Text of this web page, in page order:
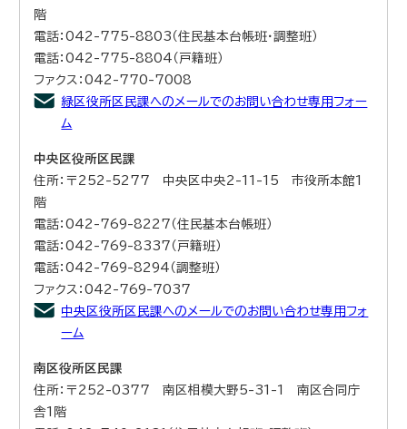
階
電話：042-775-8803（住民基本台帳班・調整班）
電話：042-775-8804（戸籍班）
ファクス：042-770-7008
緑区役所区民課へのメールでのお問い合わせ専用フォー
ム
中央区役所区民課
住所：〒252-5277 中央区中央2-11-15 市役所本館1
階
電話：042-769-8227（住民基本台帳班）
電話：042-769-8337（戸籍班）
電話：042-769-8294（調整班）
ファクス：042-769-7037
中央区役所区民課へのメールでのお問い合わせ専用フォ
ーム
南区役所区民課
住所：〒252-0377 南区相模大野5-31-1 南区合同庁
舎1階